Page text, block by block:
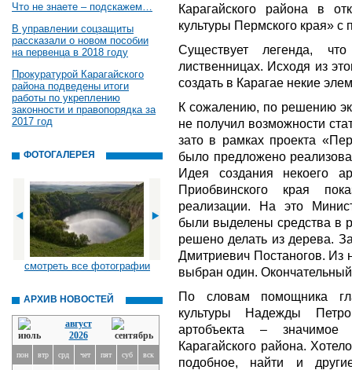
Что не знаете – подскажем…
В управлении соцзащиты
рассказали о новом пособии
на первенца в 2018 году
Прокуратурой Карагайского
района подведены итоги
работы по укреплению
законности и правопорядка за
2017 год
ФОТОГАЛЕРЕЯ
смотреть все фотографии
АРХИВ НОВОСТЕЙ
август
2026
пон втр срд чет пят суб вск
Карагайского района в
культуры Пермского края» с
Существует легенда,
лиственницах. Исходя из
создать в Карагае некие
К сожалению, по решению
не получил возможности
зато в рамках проекта
было предложено
Идея создания некоего
Приобвинского края
реализации. На это
были выделены средства в
решено делать из дерева.
Дмитриевич Постаногов. Из
выбран один.
По словам помощника
культуры Надежды
артобъекта – значимое
Карагайского района.
подобное, найти и